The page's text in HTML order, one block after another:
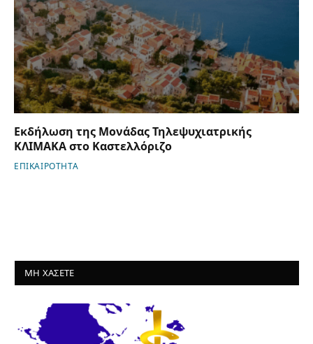
Εκδήλωση της Μονάδας Τηλεψυχιατρικής
ΚΛΙΜΑΚΑ στο Καστελλόριζο
ΕΠΙΚΑΙΡΟΤΗΤΑ
ΜΗ ΧΑΣΕΤΕ